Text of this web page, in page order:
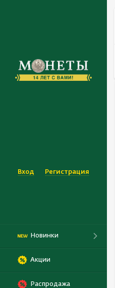
Вход Регистрация
Новинки
Акции
Распродажа